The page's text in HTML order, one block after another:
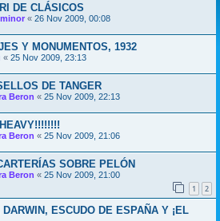
DE CLÁSICOS
« 26 Nov 2009, 00:08
Y MONUMENTOS, 1932
« 25 Nov 2009, 23:13
DE TANGER
Beron « 25 Nov 2009, 22:13
HEAVY!!!!!!!!
Beron « 25 Nov 2009, 21:06
SOBRE PELÓN
Beron « 25 Nov 2009, 21:00
1 2
ESCUDO DE ESPAÑA Y ¡EL